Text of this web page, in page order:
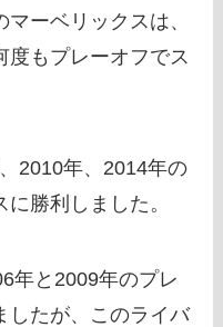
ーベリックスは、
度もプレーオフでス
2010年、2014年の
勝利しました。
年と2009年のプレ
したが、このライバ